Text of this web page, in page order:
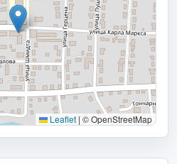
Leaflet | © OpenStreetMap